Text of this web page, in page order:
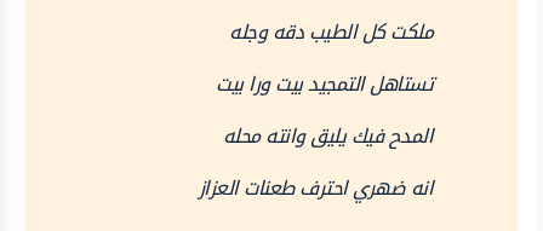
ملكت كل الطيب دقه وجله
تستاهل التمجيد بيت ورا بيت
المدح فيك يليق وانته محله
انه ضهري احترف طعنات العزاز